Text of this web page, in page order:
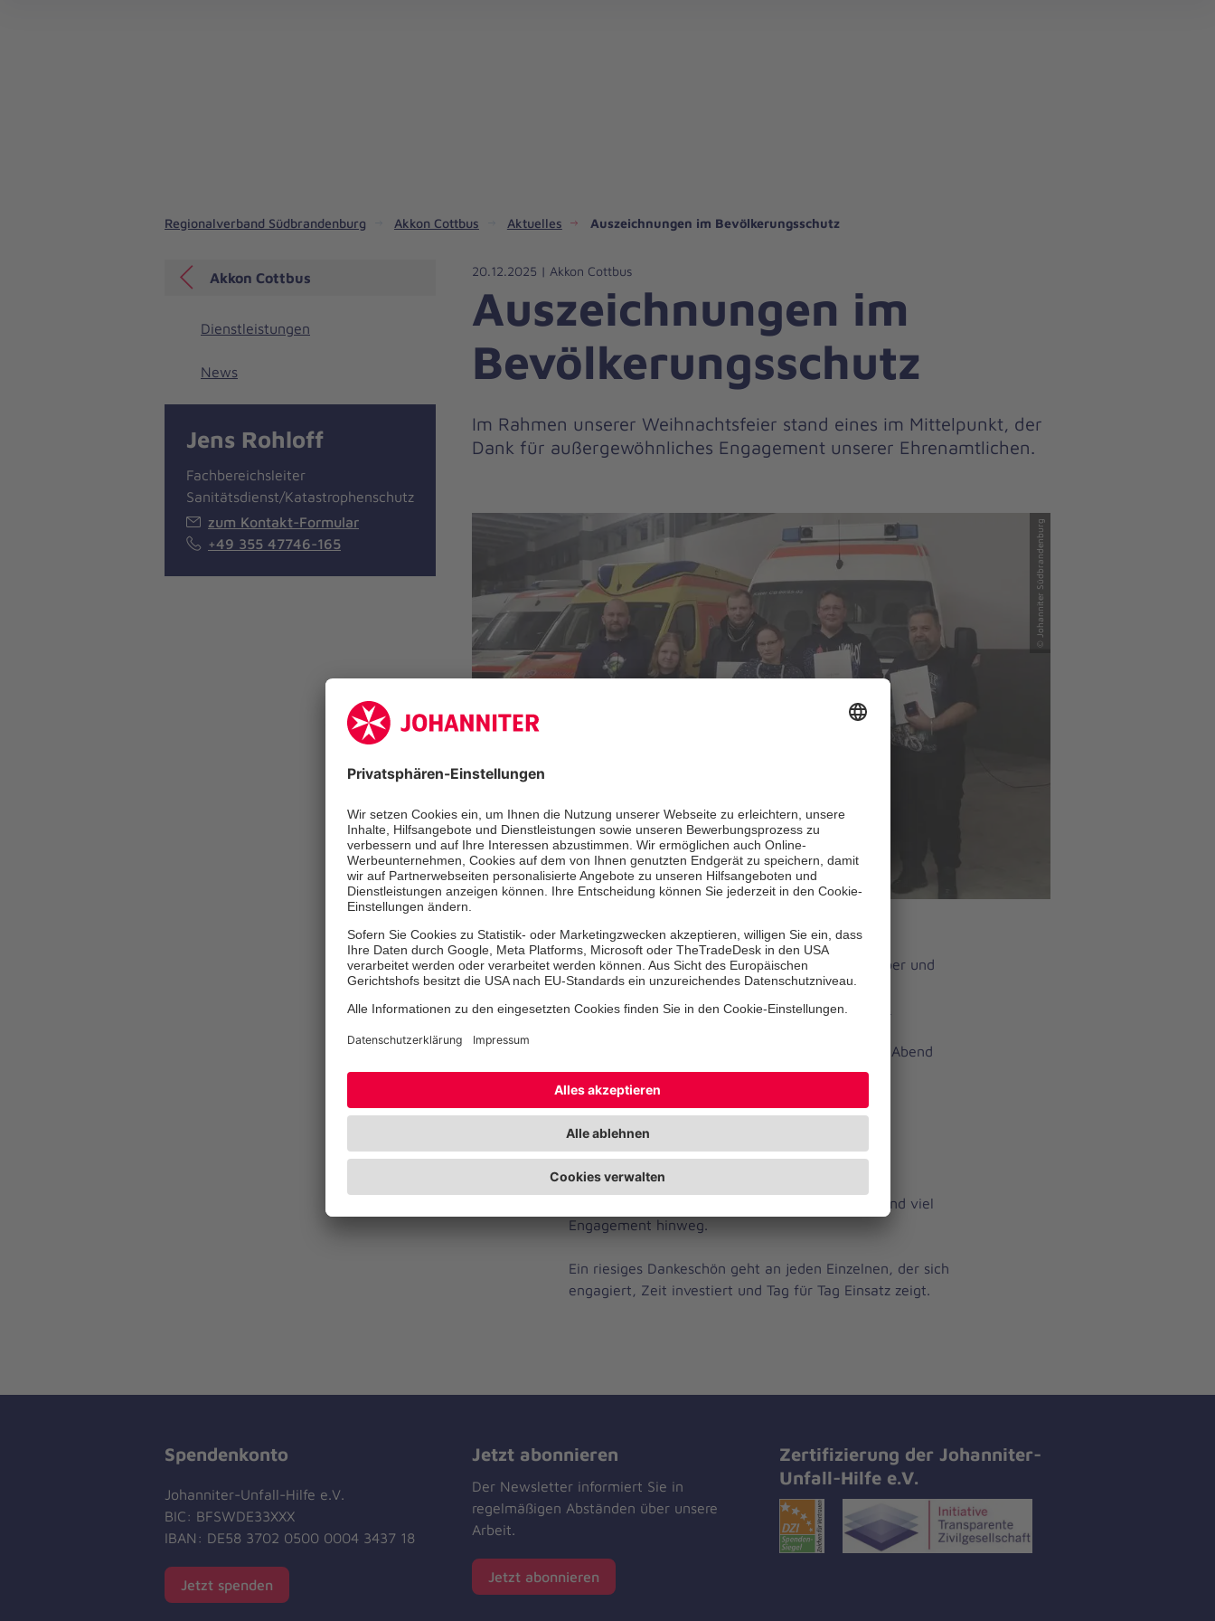
Regionalverband Südbrandenburg Akkon Cottbus Aktuelles Auszeichnungen im Bevölkerungsschutz
20.12.2025 | Akkon Cottbus
Auszeichnungen im
Bevölkerungsschutz
Im Rahmen unserer Weihnachtsfeier stand eines im Mittelpunkt, der
Dank für außergewöhnliches Engagement unserer Ehrenamtlichen.
© Johanniter Südbrandenburg
Die Leistungsabzeichen, gestaffelt in Bronze, Silber und
Gold, würdigen geleistete Stunden und Erfolge
im Bevölkerungsschutz und im Sanitätsdienst.
Genau diese Abzeichen durften wir am Samstag Abend
verleihen:
7× Leistungszeichen Bronze
4× Leistungszeichen Silber
3× Leistungszeichen Gold
Einsatz zeigt sich nicht nur im Moment.
Er zeigt sich über viele Stunden, viele Einsätze und viel
Engagement hinweg.
Ein riesiges Dankeschön geht an jeden Einzelnen, der sich
engagiert, Zeit investiert und Tag für Tag Einsatz zeigt.
Akkon Cottbus
Dienstleistungen
News
Jens Rohloff
Fachbereichsleiter
Sanitätsdienst/Katastrophenschutz
zum Kontakt-Formular
+49 355 47746-165
Spendenkonto
Johanniter-Unfall-Hilfe e.V.
BIC: BFSWDE33XXX
IBAN: DE58 3702 0500 0004 3437 18
Jetzt spenden
Jetzt abonnieren
Der Newsletter informiert Sie in
regelmäßigen Abständen über unsere
Arbeit.
Jetzt abonnieren
Zertifizierung der Johanniter-
Unfall-Hilfe e.V.